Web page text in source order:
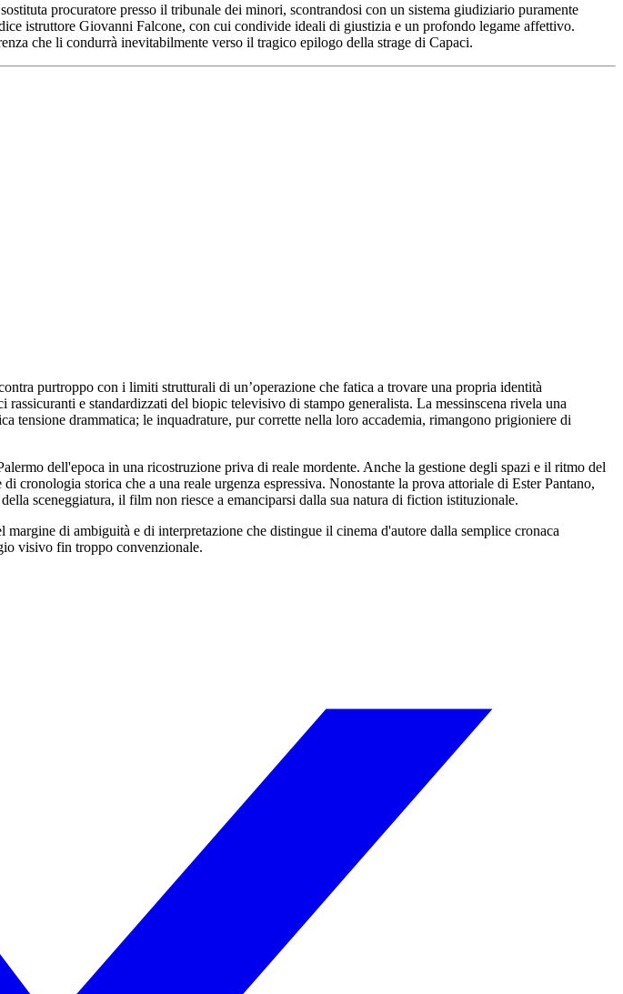
procuratore presso il tribunale dei minori, scontrandosi con un sistema giudiziario puramente
istruttore Giovanni Falcone, con cui condivide ideali di giustizia e un profondo legame affettivo.
che li condurrà inevitabilmente verso il tragico epilogo della strage di Capaci.
purtroppo con i limiti strutturali di un’operazione che fatica a trovare una propria identità
e standardizzati del biopic televisivo di stampo generalista. La messinscena rivela una
drammatica; le inquadrature, pur corrette nella loro accademia, rimangono prigioniere di
dell'epoca in una ricostruzione priva di reale mordente. Anche la gestione degli spazi e il ritmo del
storica che a una reale urgenza espressiva. Nonostante la prova attoriale di Ester Pantano,
sceneggiatura, il film non riesce a emanciparsi dalla sua natura di fiction istituzionale.
di ambiguità e di interpretazione che distingue il cinema d'autore dalla semplice cronaca
visivo fin troppo convenzionale.